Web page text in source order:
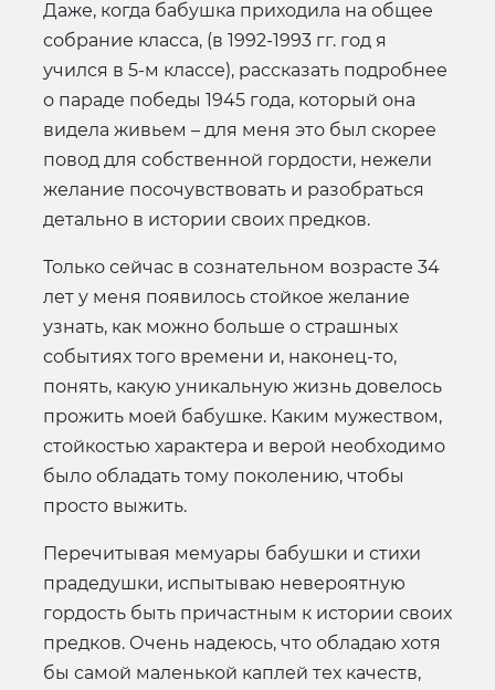
Даже, когда бабушка приходила на общее
собрание класса, (в 1992-1993 гг. год я
учился в 5-м классе), рассказать подробнее
о параде победы 1945 года, который она
видела живьем – для меня это был скорее
повод для собственной гордости, нежели
желание посочувствовать и разобраться
детально в истории своих предков.
Только сейчас в сознательном возрасте 34
лет у меня появилось стойкое желание
узнать, как можно больше о страшных
событиях того времени и, наконец-то,
понять, какую уникальную жизнь довелось
прожить моей бабушке. Каким мужеством,
стойкостью характера и верой необходимо
было обладать тому поколению, чтобы
просто выжить.
Перечитывая мемуары бабушки и стихи
прадедушки, испытываю невероятную
гордость быть причастным к истории своих
предков. Очень надеюсь, что обладаю хотя
бы самой маленькой каплей тех качеств,